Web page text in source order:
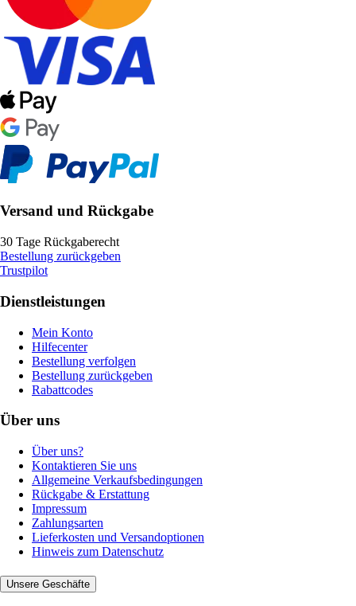
Versand und Rückgabe
30 Tage Rückgaberecht
Bestellung zurückgeben
Trustpilot
Dienstleistungen
Mein Konto
Hilfecenter
Bestellung verfolgen
Bestellung zurückgeben
Rabattcodes
Über uns
Über uns?
Kontaktieren Sie uns
Allgemeine Verkaufsbedingungen
Rückgabe & Erstattung
Impressum
Zahlungsarten
Lieferkosten und Versandoptionen
Hinweis zum Datenschutz
Unsere Geschäfte